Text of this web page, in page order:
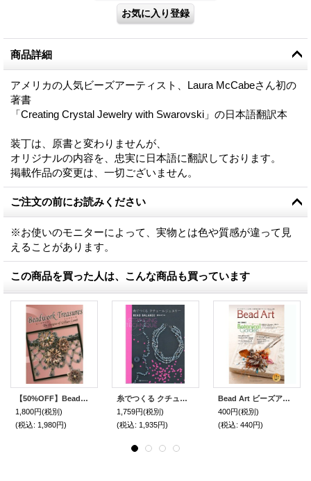
商品詳細
アメリカの人気ビーズアーティスト、Laura McCabeさん初の
著書
「Creating Crystal Jewelry with Swarovski」の日本語翻訳本
装丁は、原書と変わりませんが、
オリジナルの内容を、忠実に日本語に翻訳しております。
掲載作品の変更は、一切ございません。
ご注文の前にお読みください
※お使いのモニターによって、実物とは色や質感が違って見
えることがあります。
この商品を買った人は、こんな商品も買っています
【50%OFF】Beadwork Treasures ビーズワーク トレジャーズ
1,800円(税別)
(税込: 1,980円)
糸でつくる クチュールジュエリー BEAD BALANCE STRINGING TECHNIQUE
1,759円(税別)
(税込: 1,935円)
Bead Art ビーズアート16号☆特集「Botanical Garden」＜DM便送料無料＞【お試し価格】
400円(税別)
(税込: 440円)